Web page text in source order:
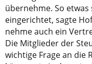
übernehme. So
eingerichtet, sagte
nehme auch ein
Die Mitglieder der
wichtige Frage an die